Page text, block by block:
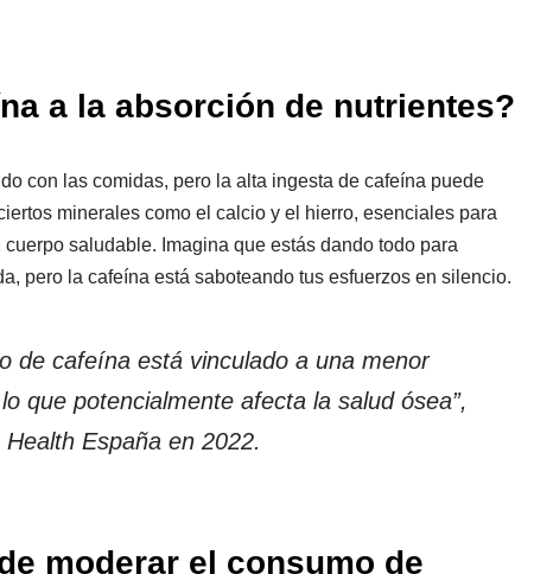
a la absorción de nutrientes?
con las comidas, pero la alta ingesta de cafeína puede
minerales como el calcio y el hierro, esenciales para
saludable. Imagina que estás dando todo para
pero la cafeína está saboteando tus esfuerzos en silencio.
de cafeína está vinculado a una menor
que potencialmente afecta la salud ósea”,
España en 2022.
moderar el consumo de